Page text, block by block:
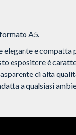
A5.
e
espositore è
di alta
a qualsiasi